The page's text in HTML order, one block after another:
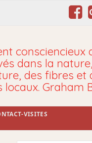
consciencieux
dans la
des fibres et
locaux. Graham
VISITES